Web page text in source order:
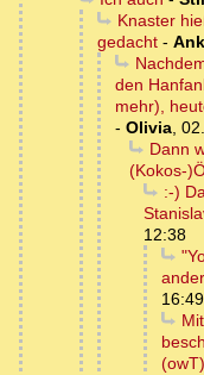
Knaster
gedacht -
den
mehr),
- Olivia,
Dann
(Kokos-
:-)
12:38
16:49
(owT)